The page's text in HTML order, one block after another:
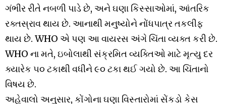
ગંભીર રીતે નબળી પાડે છે, અને ઘણા કિસ્સાઓમાં, આંતરિક
રક્તસ્રાવ થાય છે. આનાથી મનુષ્યોને નોંધપાત્ર તકલીફ
થાય છે. WHO એ પણ આ વાયરસ અંગે ચિંતા વ્યક્ત કરી છે.
WHO ના મતે, ઇબોલાથી સંક્રમિત વ્યક્તિઓ માટે મૃત્યુ દર
ક્યારેક ૫૦ ટકાથી વધીને ૯૦ ટકા થઈ ગયો છે. આ ચિંતાનો
વિષય છે.
અહેવાલો અનુસાર, કોંગોના ઘણા વિસ્તારોમાં સેંકડો કેસ